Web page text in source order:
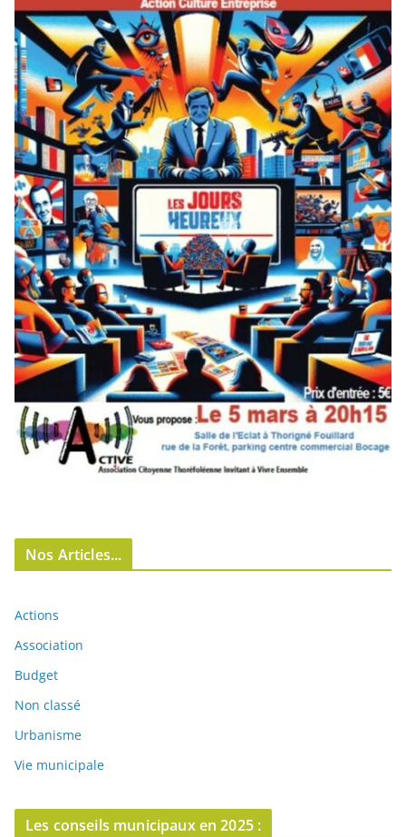
Nos Articles...
Actions
Association
Budget
Non classé
Urbanisme
Vie municipale
Les conseils municipaux en 2025 :